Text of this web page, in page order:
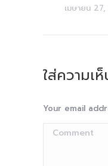
เมษายน
ใส่ความเ
Your email
Comment